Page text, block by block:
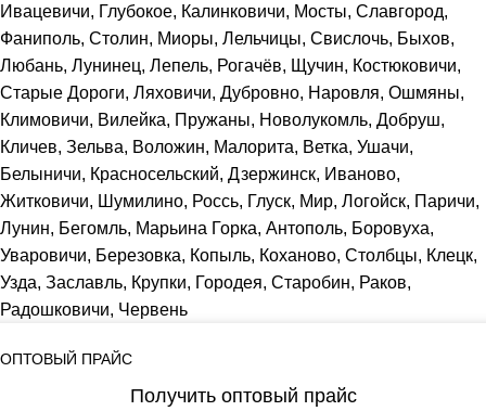
Ивацевичи, Глубокое, Калинковичи, Мосты, Славгород,
Фаниполь, Столин, Миоры, Лельчицы, Свислочь, Быхов,
Любань, Лунинец, Лепель, Рогачёв, Щучин, Костюковичи,
Старые Дороги, Ляховичи, Дубровно, Наровля, Ошмяны,
Климовичи, Вилейка, Пружаны, Новолукомль, Добруш,
Кличев, Зельва, Воложин, Малорита, Ветка, Ушачи,
Белыничи, Красносельский, Дзержинск, Иваново,
Житковичи, Шумилино, Россь, Глуск, Мир, Логойск, Паричи,
Лунин, Бегомль, Марьина Горка, Антополь, Боровуха,
Уваровичи, Березовка, Копыль, Коханово, Столбцы, Клецк,
Узда, Заславль, Крупки, Городея, Старобин, Раков,
Радошковичи, Червень
ОПТОВЫЙ ПРАЙС
Получить оптовый прайс